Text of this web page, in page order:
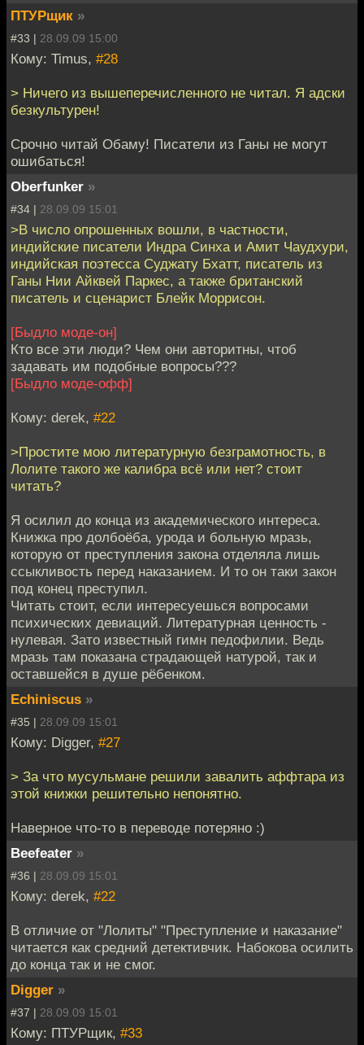
ПТУРщик »
#33 | 28.09.09 15:00
Кому: Timus, #28
> Ничего из вышеперечисленного не читал. Я адски
безкультурен!
Срочно читай Обаму! Писатели из Ганы не могут
ошибаться!
Oberfunker »
#34 | 28.09.09 15:01
>В число опрошенных вошли, в частности,
индийские писатели Индра Синха и Амит Чаудхури,
индийская поэтесса Суджату Бхатт, писатель из
Ганы Нии Айквей Паркес, а также британский
писатель и сценарист Блейк Моррисон.
[Быдло моде-он]
Кто все эти люди? Чем они авторитны, чтоб
задавать им подобные вопросы???
[Быдло моде-офф]
Кому: derek, #22
>Простите мою литературную безграмотность, в
Лолите такого же калибра всё или нет? стоит
читать?
Я осилил до конца из академического интереса.
Книжка про долбоёба, урода и больную мразь,
которую от преступления закона отделяла лишь
ссыкливость перед наказанием. И то он таки закон
под конец преступил.
Читать стоит, если интересуешься вопросами
психических девиаций. Литературная ценность -
нулевая. Зато известный гимн педофилии. Ведь
мразь там показана страдающей натурой, так и
оставшейся в душе рёбенком.
Echiniscus »
#35 | 28.09.09 15:01
Кому: Digger, #27
> За что мусульмане решили завалить аффтара из
этой книжки решительно непонятно.
Наверное что-то в переводе потеряно :)
Beefeater »
#36 | 28.09.09 15:01
Кому: derek, #22
В отличие от "Лолиты" "Преступление и наказание"
читается как средний детективчик. Набокова осилить
до конца так и не смог.
Digger »
#37 | 28.09.09 15:01
Кому: ПТУРщик, #33